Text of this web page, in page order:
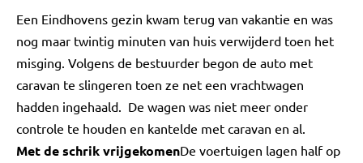
Een Eindhovens gezin kwam terug van vakantie en was
nog maar twintig minuten van huis verwijderd toen het
misging. Volgens de bestuurder begon de auto met
caravan te slingeren toen ze net een vrachtwagen
hadden ingehaald. De wagen was niet meer onder
controle te houden en kantelde met caravan en al.
Met de schrik vrijgekomenDe voertuigen lagen half op